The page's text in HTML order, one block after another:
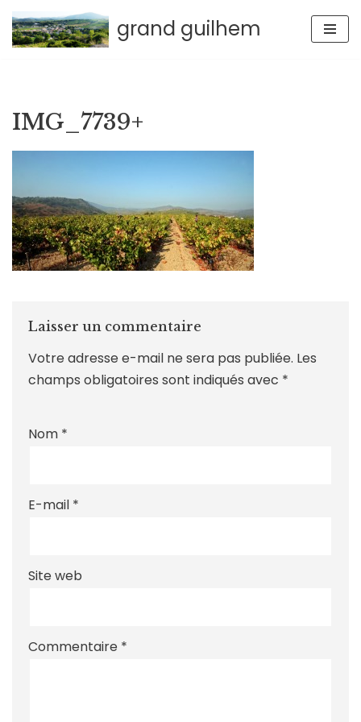
Aller
grand guilhem
IMG_7739+
Laisser un commentaire
Votre adresse e-mail ne sera pas publiée. Les
champs obligatoires sont indiqués avec *
Nom *
E-mail *
Site web
Commentaire *